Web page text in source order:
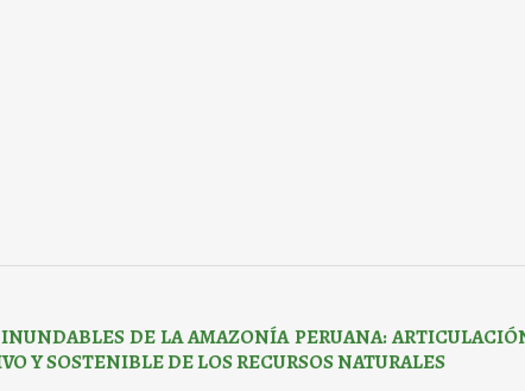
DE LA AMAZONÍA PERUANA:
Y SOSTENIBLE DE LOS RECURSOS NATURALES